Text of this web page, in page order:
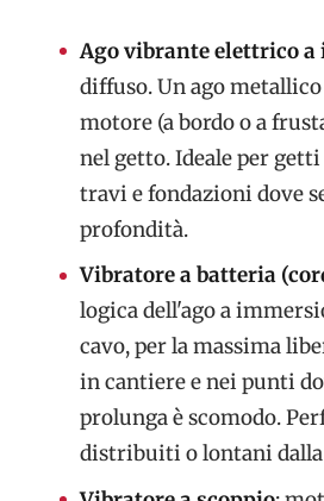
Ago vibrante elettrico a
diffuso. Un ago
motore (a bordo o a
nel getto. Ideale per
travi e fondazioni dove
profondità.
Vibratore a batteria
logica dell'ago a
cavo, per la massima
in cantiere e nei punti
prolunga è scomodo.
distribuiti o lontani dalla